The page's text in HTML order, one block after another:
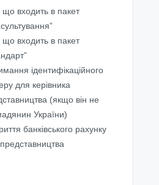
що входить в пакет
що входить в пакет
ідентифікаційного
для керівника
(якщо він не
України)
банківського рахунку